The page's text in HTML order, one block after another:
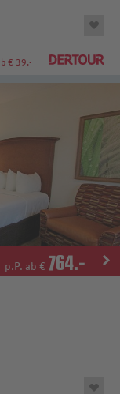
€ 39.-
p.P. ab € 764.-